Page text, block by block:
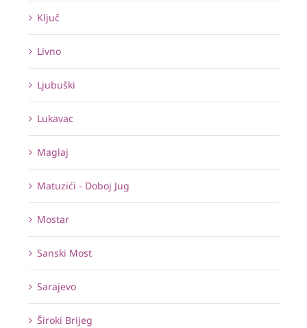
Ključ
Livno
Ljubuški
Lukavac
Maglaj
Matuzići - Doboj Jug
Mostar
Sanski Most
Sarajevo
Široki Brijeg